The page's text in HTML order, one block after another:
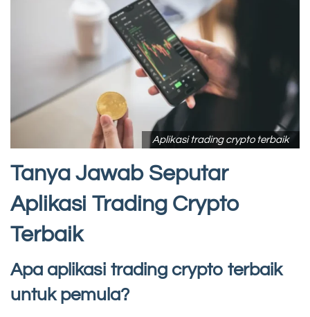
Aplikasi trading crypto terbaik
Tanya Jawab Seputar
Aplikasi Trading Crypto
Terbaik
Apa aplikasi trading crypto terbaik
untuk pemula?